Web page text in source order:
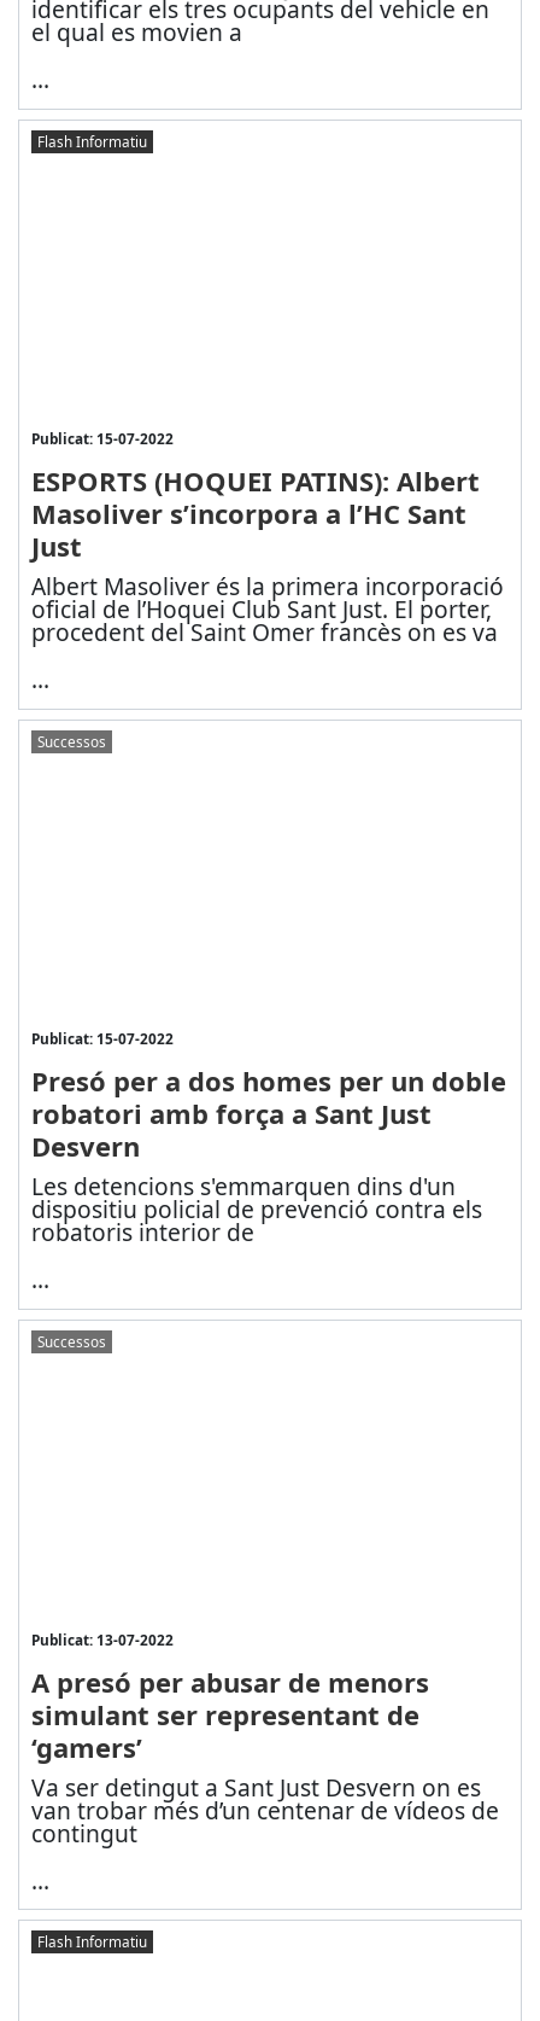
identificar els tres ocupants del vehicle en
el qual es movien a
...
Flash Informatiu
Publicat: 15-07-2022
ESPORTS (HOQUEI PATINS): Albert
Masoliver s’incorpora a l’HC Sant
Just
Albert Masoliver és la primera incorporació
oficial de l’Hoquei Club Sant Just. El porter,
procedent del Saint Omer francès on es va
...
Successos
Publicat: 15-07-2022
Presó per a dos homes per un doble
robatori amb força a Sant Just
Desvern
Les detencions s'emmarquen dins d'un
dispositiu policial de prevenció contra els
robatoris interior de
...
Successos
Publicat: 13-07-2022
A presó per abusar de menors
simulant ser representant de
‘gamers’
Va ser detingut a Sant Just Desvern on es
van trobar més d’un centenar de vídeos de
contingut
...
Flash Informatiu